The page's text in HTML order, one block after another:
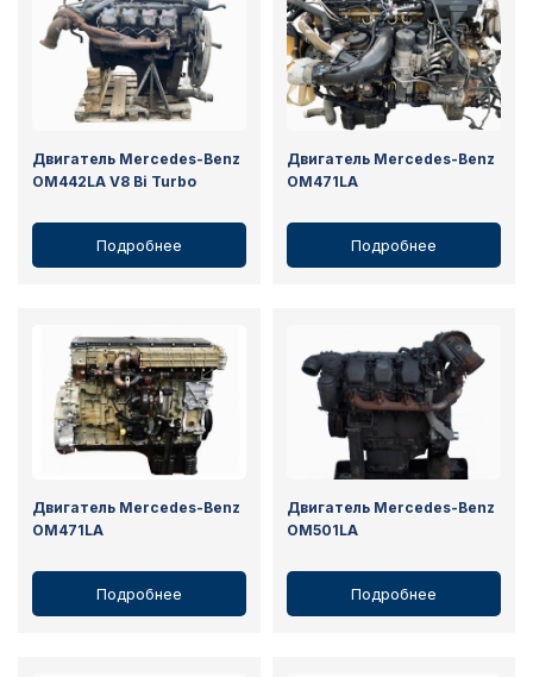
Двигатель Mercedes-Benz
OM442LA V8 Bi Turbo
Подробнее
Двигатель Mercedes-Benz
OM471LA
Подробнее
Двигатель Mercedes-Benz
OM471LA
Подробнее
Двигатель Mercedes-Benz
OM501LA
Подробнее